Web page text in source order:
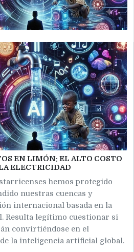
EN LIMÓN: EL ALTO COSTO
ELECTRICIDAD
hemos protegido
nuestras cuencas y
internacional basada en la
Resulta legítimo cuestionar si
convirtiéndose en el
la inteligencia artificial global.